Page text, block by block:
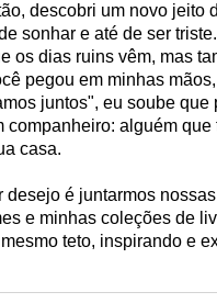
descobri um novo jeito
sonhar e até de ser
os dias ruins vêm, mas
pegou em minhas
juntos", eu soube que
companheiro: alguém que
casa.
desejo é juntarmos
e minhas coleções de
teto, inspirando e